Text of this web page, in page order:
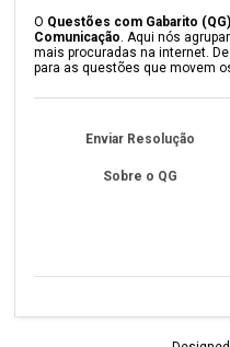
O Questões com Gabarito (QG)
Comunicação . Aqui nós
mais procuradas na internet.
para as questões que movem
Enviar Resolução
Sobre o QG